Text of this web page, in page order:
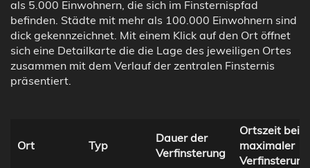
als 5.000 Einwohnern, die sich im Finsternispfad
befinden. Städte mit mehr als 100.000 Einwohnern sind
dick gekennzeichnet. Mit einem Klick auf den Ort öffnet
sich eine Detailkarte die die Lage des jeweiligen Ortes
zusammen mit dem Verlauf der zentralen Finsternis
präsentiert.
Ort Typ
Dauer der
Verfinsterung
Ortszeit bei
maximaler
Verfinsterung